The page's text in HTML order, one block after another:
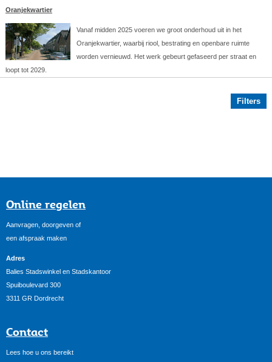
Oranjekwartier
Vanaf midden 2025 voeren we groot onderhoud uit in het
Oranjekwartier, waarbij riool, bestrating en openbare ruimte
worden vernieuwd. Het werk gebeurt gefaseerd per straat en
loopt tot 2029.
Filters
Online regelen
Aanvragen, doorgeven of
een afspraak maken
Adres
Balies Stadswinkel en Stadskantoor
Spuiboulevard 300
3311 GR Dordrecht
Contact
Lees hoe u ons bereikt